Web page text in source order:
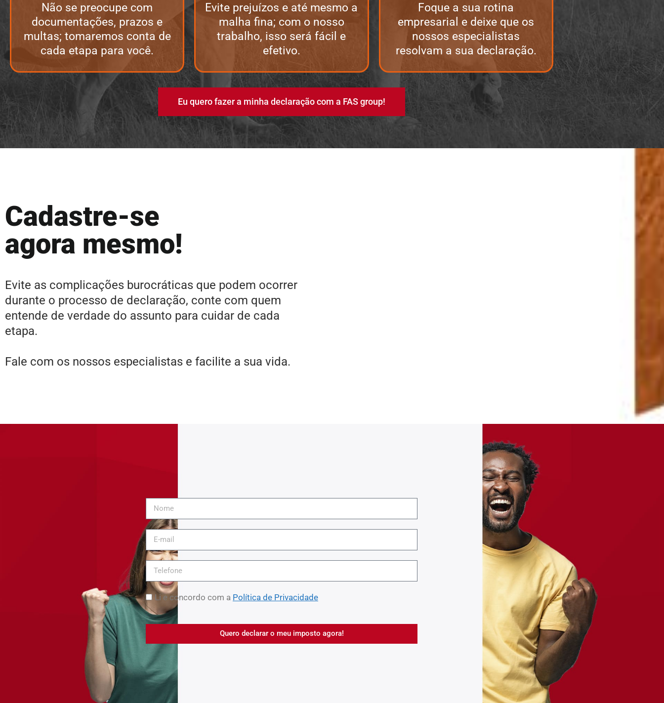
Não se preocupe com
documentações, prazos e
multas; tomaremos conta de
cada etapa para você.
Evite prejuízos e até mesmo a
malha fina; com o nosso
trabalho, isso será fácil e
efetivo.
Foque a sua rotina
empresarial e deixe que os
nossos especialistas
resolvam a sua declaração.
Eu quero fazer a minha declaração com a FAS group!
Cadastre-se
agora mesmo!
Evite as complicações burocráticas que podem ocorrer
durante o processo de declaração, conte com quem
entende de verdade do assunto para cuidar de cada
etapa.
Fale com os nossos especialistas e facilite a sua vida.
Li e concordo com a Política de Privacidade
Quero declarar o meu imposto agora!